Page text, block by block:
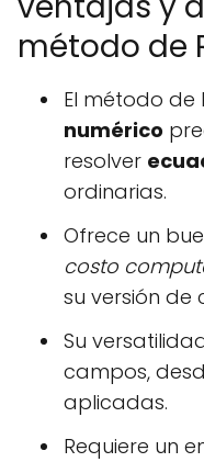
método de
El método de
numérico
resolver
ordinarias.
Ofrece un
costo
su versión de
Su
campos,
aplicadas.
Requiere un